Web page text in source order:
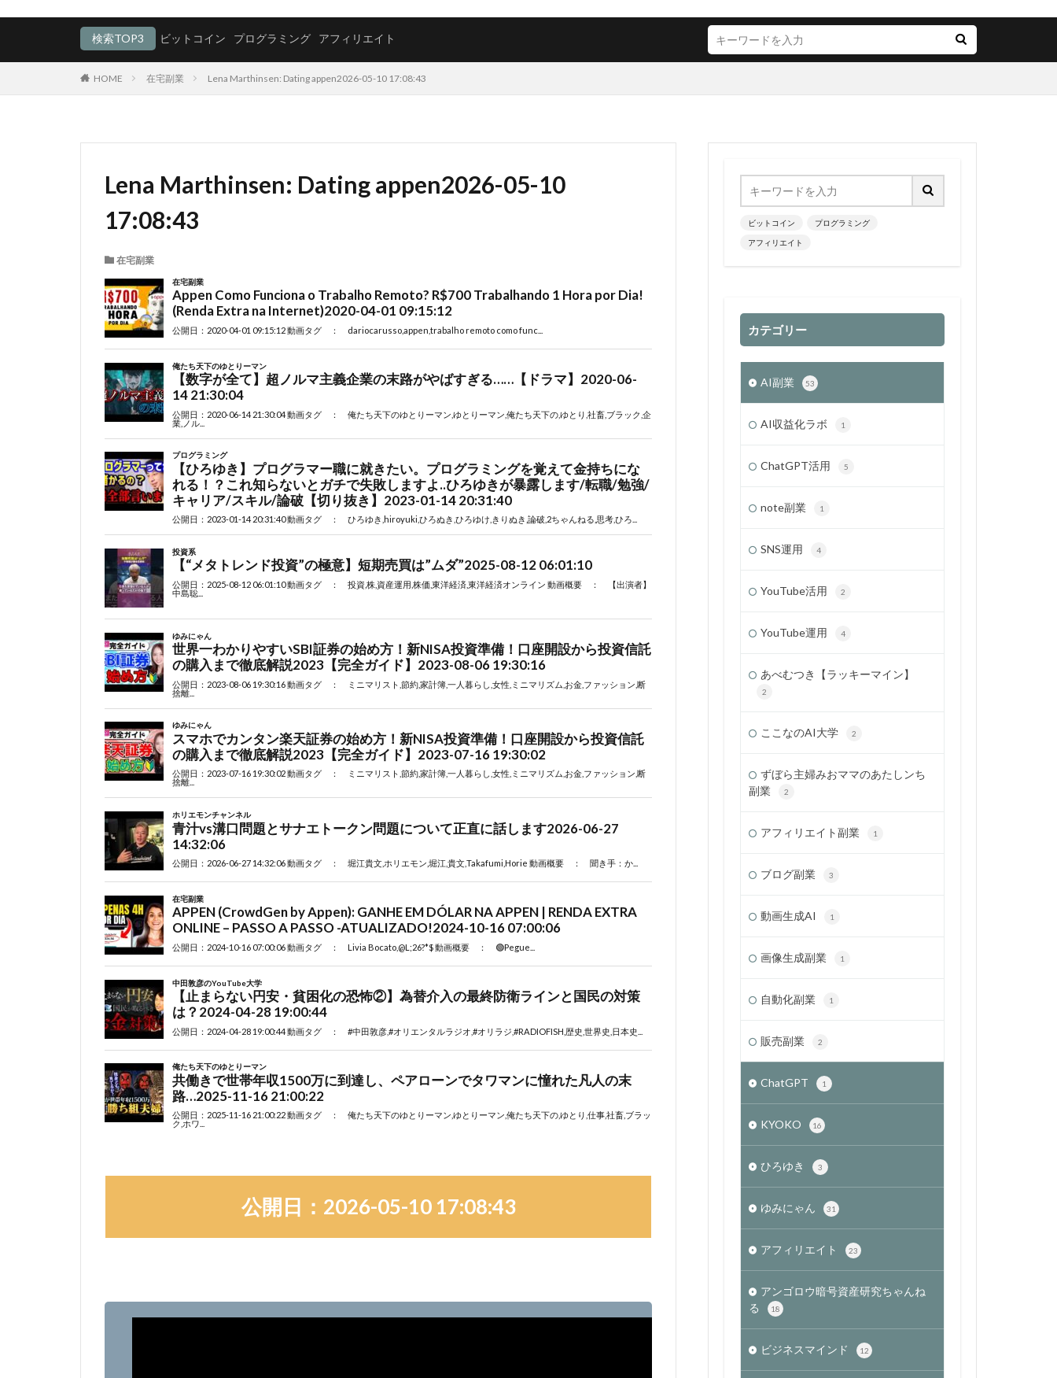
検索TOP3 ビットコイン プログラミング アフィリエイト
HOME 在宅副業 Lena Marthinsen: Dating appen2026-05-10 17:08:43
Lena Marthinsen: Dating appen2026-05-10
17:08:43
在宅副業
公開日：2026-05-10 17:08:43
ビットコイン プログラミング
アフィリエイト
カテゴリー
AI副業 53
AI収益化ラボ 1
ChatGPT活用 5
note副業 1
SNS運用 4
YouTube活用 2
YouTube運用 4
あべむつき【ラッキーマイン】
2
ここなのAI大学 2
ずぼら主婦みおママのあたしンち
副業
2
アフィリエイト副業 1
ブログ副業 3
動画生成AI 1
画像生成副業 1
自動化副業 1
販売副業 2
ChatGPT 1
KYOKO 16
ひろゆき 3
ゆみにゃん 31
アフィリエイト 23
アンゴロウ暗号資産研究ちゃんね
る
18
ビジネスマインド 12